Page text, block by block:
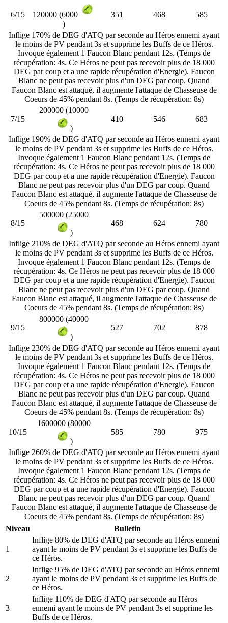
6/15
120000 (6000
)
351 468 585
Inflige 170% de DEG d'ATQ par seconde au Héros ennemi ayant
le moins de PV pendant 3s et supprime les Buffs de ce Héros.
Invoque également 1 Faucon Blanc pendant 12s. (Temps de
récupération: 4s. Ce Héros ne peut pas recevoir plus de 18 000
DEG par coup et a une rapide récupération d'Energie). Faucon
Blanc ne peut pas recevoir plus d'un DEG par coup. Quand
Faucon Blanc est attaqué, il augmente l'attaque de Chasseuse de
Coeurs de 45% pendant 8s. (Temps de récupération: 8s)
7/15
200000 (10000
)
410 546 683
Inflige 190% de DEG d'ATQ par seconde au Héros ennemi ayant
le moins de PV pendant 3s et supprime les Buffs de ce Héros.
Invoque également 1 Faucon Blanc pendant 12s. (Temps de
récupération: 4s. Ce Héros ne peut pas recevoir plus de 18 000
DEG par coup et a une rapide récupération d'Energie). Faucon
Blanc ne peut pas recevoir plus d'un DEG par coup. Quand
Faucon Blanc est attaqué, il augmente l'attaque de Chasseuse de
Coeurs de 45% pendant 8s. (Temps de récupération: 8s)
8/15
500000 (25000
)
468 624 780
Inflige 210% de DEG d'ATQ par seconde au Héros ennemi ayant
le moins de PV pendant 3s et supprime les Buffs de ce Héros.
Invoque également 1 Faucon Blanc pendant 12s. (Temps de
récupération: 4s. Ce Héros ne peut pas recevoir plus de 18 000
DEG par coup et a une rapide récupération d'Energie). Faucon
Blanc ne peut pas recevoir plus d'un DEG par coup. Quand
Faucon Blanc est attaqué, il augmente l'attaque de Chasseuse de
Coeurs de 45% pendant 8s. (Temps de récupération: 8s)
9/15
800000 (40000
)
527 702 878
Inflige 230% de DEG d'ATQ par seconde au Héros ennemi ayant
le moins de PV pendant 3s et supprime les Buffs de ce Héros.
Invoque également 1 Faucon Blanc pendant 12s. (Temps de
récupération: 4s. Ce Héros ne peut pas recevoir plus de 18 000
DEG par coup et a une rapide récupération d'Energie). Faucon
Blanc ne peut pas recevoir plus d'un DEG par coup. Quand
Faucon Blanc est attaqué, il augmente l'attaque de Chasseuse de
Coeurs de 45% pendant 8s. (Temps de récupération: 8s)
10/15
1600000 (80000
)
585 780 975
Inflige 260% de DEG d'ATQ par seconde au Héros ennemi ayant
le moins de PV pendant 3s et supprime les Buffs de ce Héros.
Invoque également 1 Faucon Blanc pendant 12s. (Temps de
récupération: 4s. Ce Héros ne peut pas recevoir plus de 18 000
DEG par coup et a une rapide récupération d'Energie). Faucon
Blanc ne peut pas recevoir plus d'un DEG par coup. Quand
Faucon Blanc est attaqué, il augmente l'attaque de Chasseuse de
Coeurs de 45% pendant 8s. (Temps de récupération: 8s)
Niveau
Bulletin
1
Inflige 80% de DEG d'ATQ par seconde au Héros ennemi
ayant le moins de PV pendant 3s et supprime les Buffs de
ce Héros.
2
Inflige 95% de DEG d'ATQ par seconde au Héros ennemi
ayant le moins de PV pendant 3s et supprime les Buffs de
ce Héros.
3
Inflige 110% de DEG d'ATQ par seconde au Héros
ennemi ayant le moins de PV pendant 3s et supprime les
Buffs de ce Héros.